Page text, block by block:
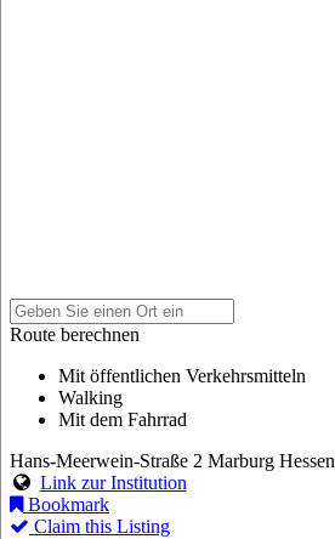
Route berechnen
Mit öffentlichen Verkehrsmitteln
Walking
Mit dem Fahrrad
Hans-Meerwein-Straße 2 Marburg Hessen
Link zur Institution
Bookmark
Claim this Listing